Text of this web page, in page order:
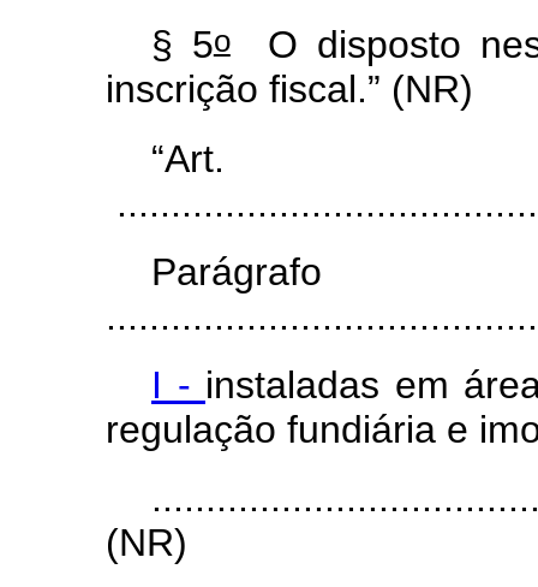
§ 5oO disposto
inscrição fiscal.” (NR)
I - instaladas em
regulação fundiária e
(NR)